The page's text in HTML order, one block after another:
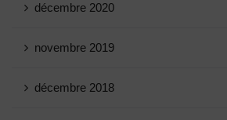
décembre 2020
novembre 2019
décembre 2018